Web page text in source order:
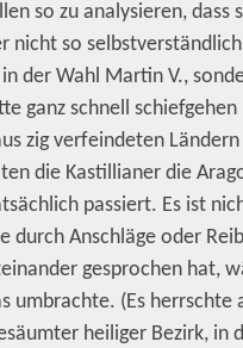
so zu analysieren, dass
nicht so
der Wahl Martin V.,
ganz schnell schiefgehen
zig verfeindeten
die Kastillianer die
passiert. Es ist
durch Anschläge oder
gesprochen hat,
umbrachte. (Es herrschte
heiliger Bezirk, in